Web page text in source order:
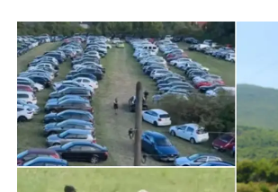
Pokretanje videa...